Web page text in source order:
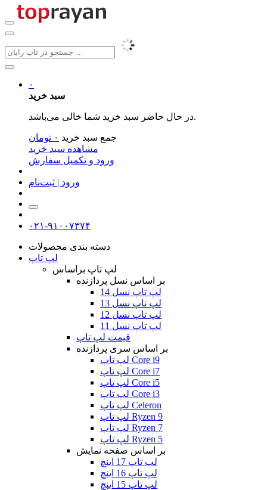
۰
سبد خرید
در حال حاضر سبد خرید شما خالی می‌باشد.
جمع سبد خرید ۰ تومان
مشاهده سبد خرید
ورود و تکمیل سفارش
ورود | ثبت‌نام
۰۲۱-۹۱۰۰۷۳۷۴
دسته بندی محصولات
لپ تاپ
لپ تاپ براساس
بر اساس نسل پردازنده
لپ تاپ نسل 14
لپ تاپ نسل 13
لپ تاپ نسل 12
لپ تاپ نسل 11
قیمت لپ تاپ
بر اساس سری پردازنده
لپ تاپ Core i9
لپ تاپ Core i7
لپ تاپ Core i5
لپ تاپ Core i3
لپ تاپ Celeron
لپ تاپ Ryzen 9
لپ تاپ Ryzen 7
لپ تاپ Ryzen 5
بر اساس صفحه نمایش
لپ تاپ 17 اینچ
لپ تاپ 16 اینچ
لپ تاپ 15 اینچ